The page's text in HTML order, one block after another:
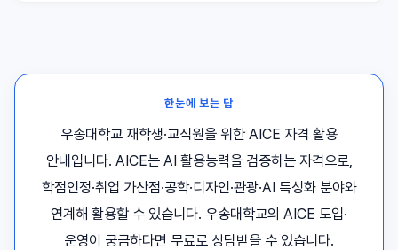
한눈에 보는 답
우송대학교 재학생·교직원을 위한 AICE 자격 활용
안내입니다. AICE는 AI 활용능력을 검증하는 자격으로,
학점인정·취업 가산점·공학·디자인·관광·AI 특성화 분야와
연계해 활용할 수 있습니다. 우송대학교의 AICE 도입·
운영이 궁금하다면 무료로 상담받을 수 있습니다.